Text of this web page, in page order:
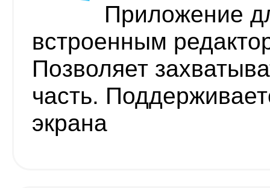
Приложение
встроенным
Позволяет
часть.
экрана